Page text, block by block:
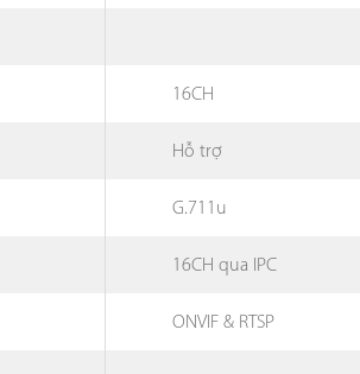
16CH
Hỗ trợ
G.711u
16CH qua IPC
ONVIF & RTSP